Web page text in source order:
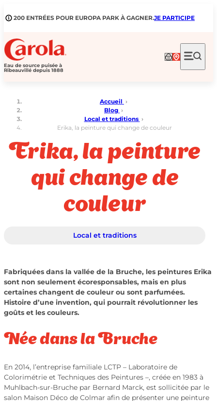
au 200 ENTRÉES POUR EUROPA PARK À GAGNER.JE PARTICIPE
Eau de source puisée à
Ribeauvillé depuis 1888
Accueil ›
Blog ›
Local et traditions ›
Erika, la peinture qui change de couleur
Erika, la peinture
qui change de
couleur
Local et traditions
Fabriquées dans la vallée de la Bruche, les peintures Erika
sont non seulement écoresponsables, mais en plus
certaines changent de couleur ou sont parfumées.
Histoire d’une invention, qui pourrait révolutionner les
goûts et les couleurs.
Née dans la Bruche
En 2014, l’entreprise familiale LCTP – Laboratoire de
Colorimétrie et Techniques des Peintures –, créée en 1983 à
Muhlbach-sur-Bruche par Bernard Marck, est sollicitée par le
salon Maison Déco de Colmar afin de présenter une peinture